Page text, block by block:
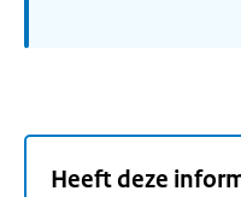
Heeft deze